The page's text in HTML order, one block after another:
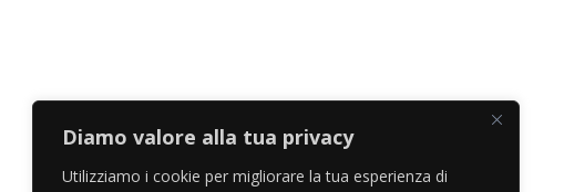
Diamo valore alla tua privacy
Utilizziamo i cookie per migliorare la tua esperienza di